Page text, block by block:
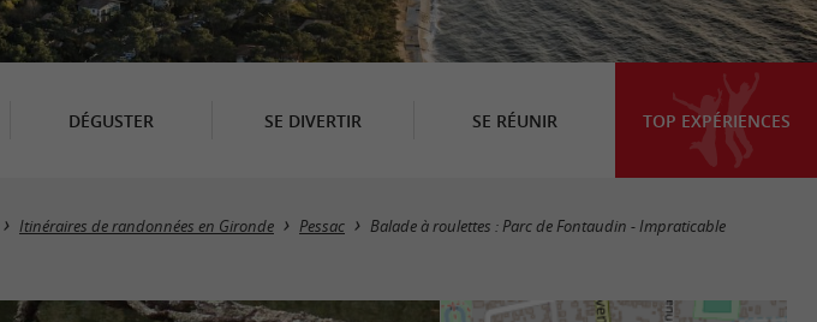
DÉGUSTER SE DIVERTIR SE RÉUNIR TOP EXPÉRIENCES
Itinéraires de randonnées en Gironde Pessac Balade à roulettes : Parc de Fontaudin - Impraticable